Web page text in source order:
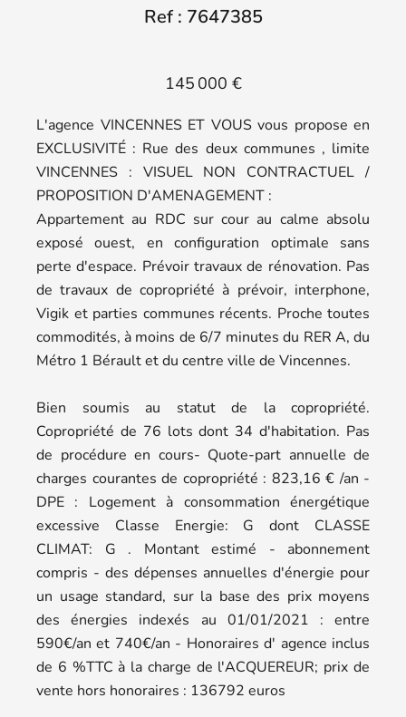
Ref : 7647385
145 000 €
L'agence VINCENNES ET VOUS vous propose en
EXCLUSIVITÉ : Rue des deux communes , limite
VINCENNES : VISUEL NON CONTRACTUEL /
PROPOSITION D'AMENAGEMENT :
Appartement au RDC sur cour au calme absolu
exposé ouest, en configuration optimale sans
perte d'espace. Prévoir travaux de rénovation. Pas
de travaux de copropriété à prévoir, interphone,
Vigik et parties communes récents. Proche toutes
commodités, à moins de 6/7 minutes du RER A, du
Métro 1 Bérault et du centre ville de Vincennes.
Bien soumis au statut de la copropriété.
Copropriété de 76 lots dont 34 d'habitation. Pas
de procédure en cours- Quote-part annuelle de
charges courantes de copropriété : 823,16 € /an -
DPE : Logement à consommation énergétique
excessive Classe Energie: G dont CLASSE
CLIMAT: G . Montant estimé - abonnement
compris - des dépenses annuelles d'énergie pour
un usage standard, sur la base des prix moyens
des énergies indexés au 01/01/2021 : entre
590€/an et 740€/an - Honoraires d' agence inclus
de 6 %TTC à la charge de l'ACQUEREUR; prix de
vente hors honoraires : 136792 euros